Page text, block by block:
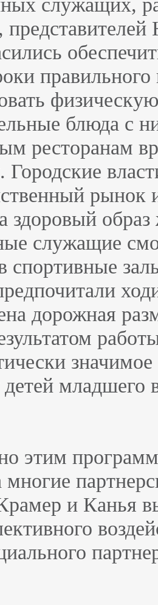
блюда с
ресторанам
Городские
рынок
здоровый
служащие
спортивные
дорожная
младшего
этим
многие
и Канья